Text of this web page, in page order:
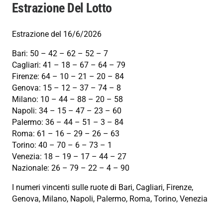
Estrazione Del Lotto
Estrazione del 16/6/2026
Bari: 50 – 42 – 62 – 52 – 7
Cagliari: 41 – 18 – 67 – 64 – 79
Firenze: 64 – 10 – 21 – 20 – 84
Genova: 15 – 12 – 37 – 74 – 8
Milano: 10 – 44 – 88 – 20 – 58
Napoli: 34 – 15 – 47 – 23 – 60
Palermo: 36 – 44 – 51 – 3 – 84
Roma: 61 – 16 – 29 – 26 – 63
Torino: 40 – 70 – 6 – 73 – 1
Venezia: 18 – 19 – 17 – 44 – 27
Nazionale: 26 – 79 – 22 – 4 – 90
I numeri vincenti sulle ruote di Bari, Cagliari, Firenze,
Genova, Milano, Napoli, Palermo, Roma, Torino, Venezia